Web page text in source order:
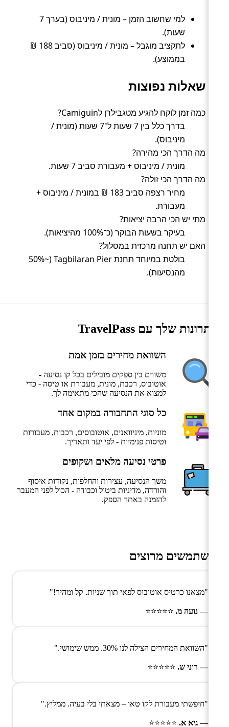
למי שחשוב הזמן – מונית / מיניבוס (בערך 7
שעות).
לתקציב מוגבל – מונית / מיניבוס (סביב 188 ₪
בממוצע).
שאלות נפוצות
כמה זמן לוקח להגיע מטגבילרן לCamiguin?
בדרך כלל בין 7 שעות ל־7 שעות (מונית /
מיניבוס).
מה הדרך הכי מהירה?
מונית / מיניבוס + מעבורת סביב 7 שעות.
מה הדרך הכי זולה?
מחיר רצפה סביב 183 ₪ במונית / מיניבוס +
מעבורת.
מתי יש הכי הרבה יציאות?
בעיקר בשעות הבוקר (כ־100% מהיציאות).
האם יש תחנה מרכזית במסלול?
בולטת במיוחד תחנת Tagbilaran Pier (~50%
מהנסיעות).
היתרונות שלך עם TravelPass
השוואת מחירים בזמן אמת
משווים בין ספקים מובילים בכל קו נסיעה -
אוטובוס, רכבת, מונית, מעבורת או טיסה - כדי
למצוא את הנסיעה שהכי מתאימה לך.
כל סוגי התחבורה במקום אחד
מוניות, מיניוואנים, אוטובוסים, רכבות, מעבורות
וטיסות פנימיות - לפי יעד ותאריך.
פרטי נסיעה מלאים ושקופים
משך הנסיעה, עצירות והחלפות, נקודות איסוף
והורדה, מדיניות ביטול וכבודה - הכול לפני המעבר
להזמנה באתר הספק.
משתמשים מרוצים
"מצאנו כרטיס אוטובוס לפאי תוך שניות. קל ומהיר!"
— נועה מ. ⭐⭐⭐⭐⭐
"השוואת המחירים הצילה לנו 30%. ממש שימושי."
— רוני ש. ⭐⭐⭐⭐⭐
"חיפשתי מעבורת לקו טאו – מצאתי בלי בעיה. ממליץ."
— גיא א. ⭐⭐⭐⭐⭐